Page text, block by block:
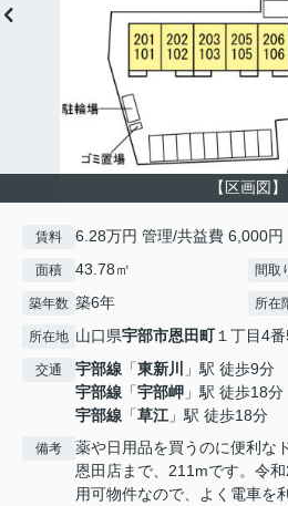
【区画図】
賃料 6.28万円 管理/共益費 6,000円
面積 43.78㎡ 間取
築年数 築6年 所在
所在地 山口県宇部市恩田町１丁目4
交通 宇部線 「東新川
」駅 徒歩9分
宇部線 「宇部岬 」駅 徒歩18分
宇部線 「草江」駅 徒歩18分
備考
薬や日用品を買うのに便利な
恩田店まで、211mです。令
用可物件なので、よく電車を